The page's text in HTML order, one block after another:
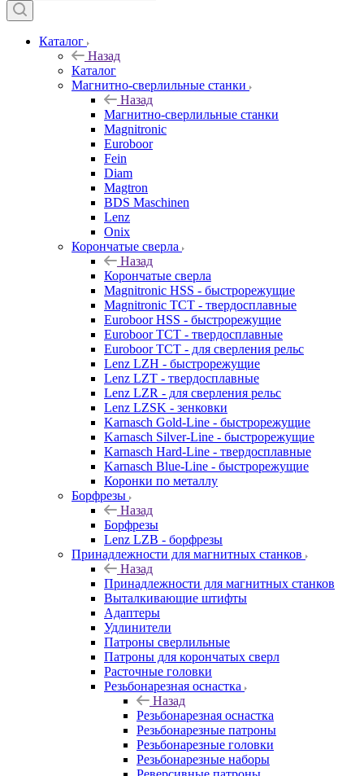
Каталог
Назад
Каталог
Магнитно-сверлильные станки
Назад
Магнитно-сверлильные станки
Magnitronic
Euroboor
Fein
Diam
Magtron
BDS Maschinen
Lenz
Onix
Корончатые сверла
Назад
Корончатые сверла
Magnitronic HSS - быстрорежущие
Magnitronic TCT - твердосплавные
Euroboor HSS - быстрорежущие
Euroboor TCT - твердосплавные
Euroboor TCT - для сверления рельс
Lenz LZH - быстрорежущие
Lenz LZT - твердосплавные
Lenz LZR - для сверления рельс
Lenz LZSK - зенковки
Karnasch Gold-Line - быстрорежущие
Karnasch Silver-Line - быстрорежущие
Karnasch Hard-Line - твердосплавные
Karnasch Blue-Line - быстрорежущие
Коронки по металлу
Борфрезы
Назад
Борфрезы
Lenz LZB - борфрезы
Принадлежности для магнитных станков
Назад
Принадлежности для магнитных станков
Выталкивающие штифты
Адаптеры
Удлинители
Патроны сверлильные
Патроны для корончатых сверл
Расточные головки
Резьбонарезная оснастка
Назад
Резьбонарезная оснастка
Резьбонарезные патроны
Резьбонарезные головки
Резьбонарезные наборы